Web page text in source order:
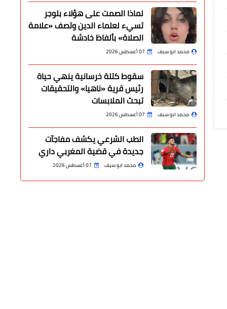
لماذا الصمت على هؤلاء بلوجر
تسيء لعلماء الدين وتصف «علامة
الصلاة» بألفاظ خادشة
محمد ابو سيف 07 أغسطس 2026
سقوط كتلة خرسانية ينهي حياة
رئيس قرية «ناهيا» والتحقيقات
تبحث الملابسات
محمد ابو سيف 07 أغسطس 2026
الطب الشرعي يكشف مفاجآت
جديدة في قضية المغربي داري
محمد ابو سيف 07 أغسطس 2026